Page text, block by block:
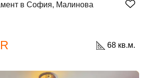
в София, Малинова
68 кв.м.